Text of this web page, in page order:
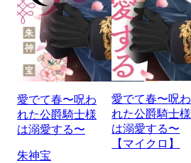
愛でて春〜呪わ
れた公爵騎士様
は溺愛する〜
朱神宝
愛でて春〜呪わ
れた公爵騎士様
は溺愛する〜
【マイクロ】